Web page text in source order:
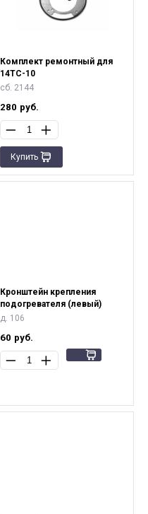
Комплект ремонтный для
14ТС-10
сб. 2144
280 руб.
Купить
Кронштейн крепления
подогревателя (левый)
д. 106
60 руб.